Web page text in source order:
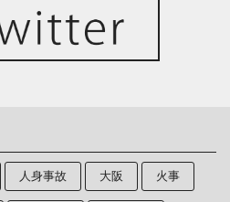
人身事故 大阪 火事